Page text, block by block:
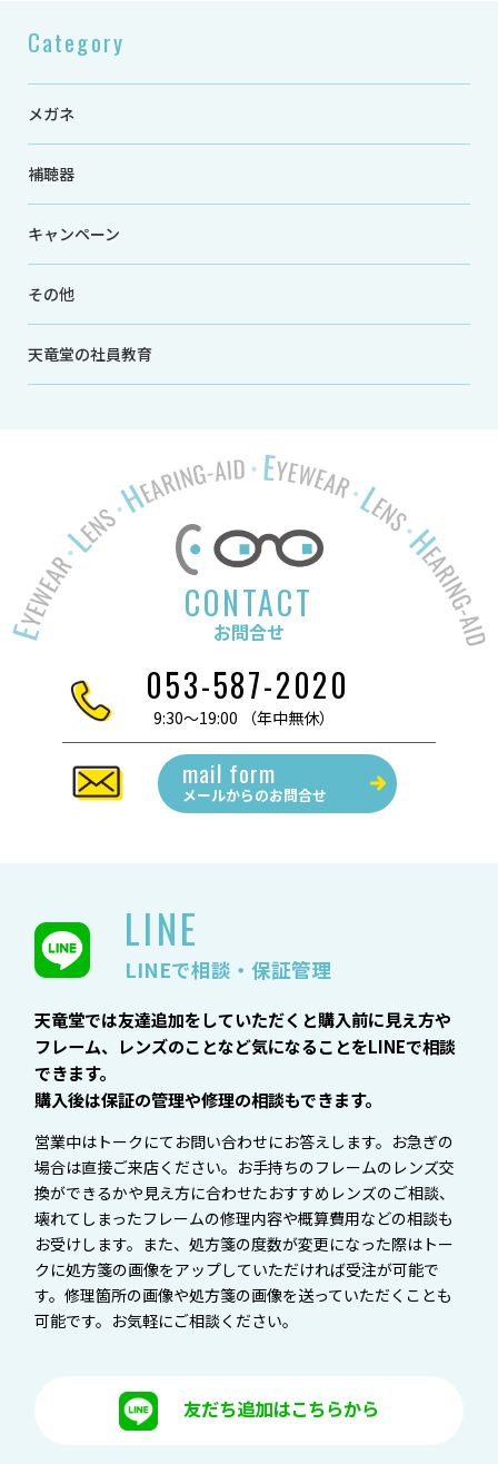
Category
メガネ
補聴器
キャンペーン
その他
天竜堂の社員教育
CONTACT
お問合せ
053-587-2020
9:30～19:00 （年中無休）
mail form
メールからのお問合せ
LINE
LINEで相談・保証管理
天竜堂では友達追加をしていただくと購入前に見え方や
フレーム、レンズのことなど気になることをLINEで相談
できます。
購入後は保証の管理や修理の相談もできます。
営業中はトークにてお問い合わせにお答えします。お急ぎの
場合は直接ご来店ください。お手持ちのフレームのレンズ交
換ができるかや見え方に合わせたおすすめレンズのご相談、
壊れてしまったフレームの修理内容や概算費用などの相談も
お受けします。また、処方箋の度数が変更になった際はトー
クに処方箋の画像をアップしていただければ受注が可能で
す。修理箇所の画像や処方箋の画像を送っていただくことも
可能です。お気軽にご相談ください。
友だち追加はこちらから